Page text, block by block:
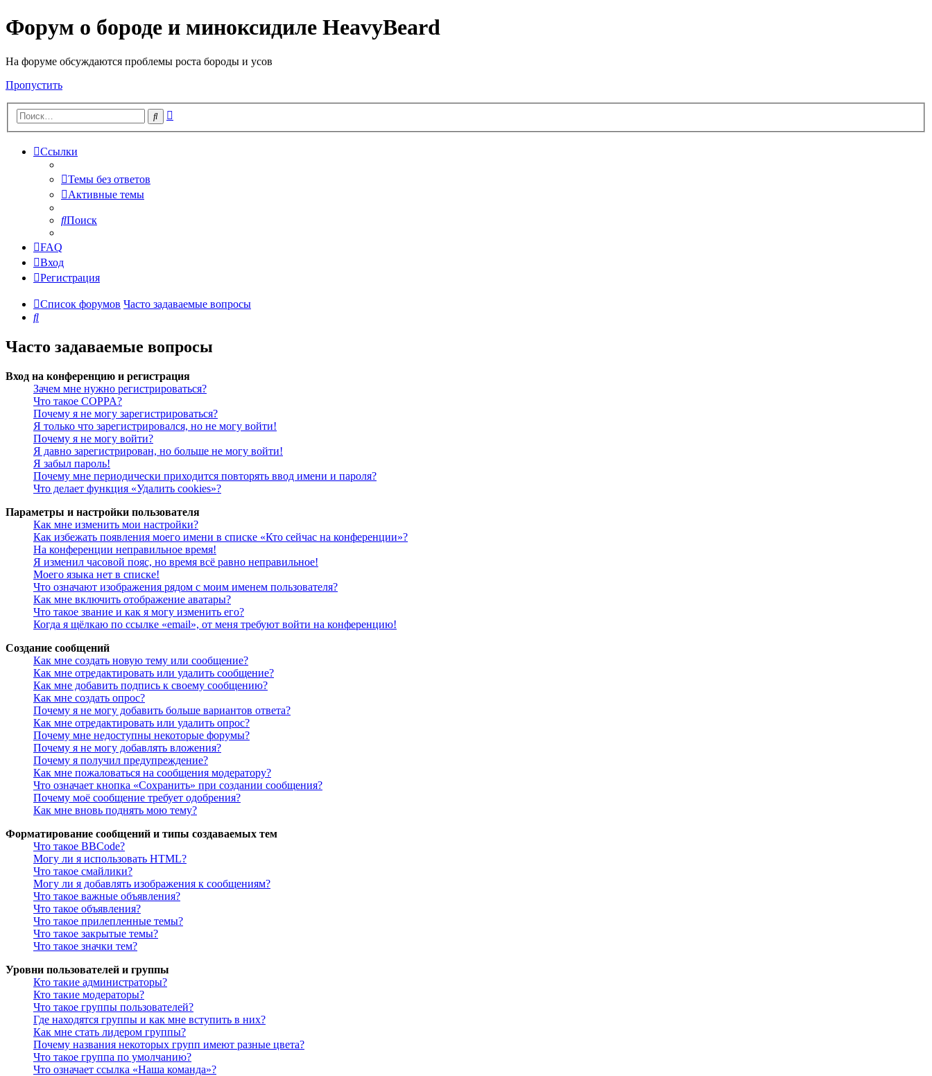
Форум о бороде и миноксидиле HeavyBeard
На форуме обсуждаются проблемы роста бороды и усов
Пропустить
Поиск
Ссылки
Темы без ответов
Активные темы
Поиск
FAQ
Вход
Регистрация
Список форумов Часто задаваемые вопросы
Поиск
Часто задаваемые вопросы
Вход на конференцию и регистрация
Зачем мне нужно регистрироваться?
Что такое COPPA?
Почему я не могу зарегистрироваться?
Я только что зарегистрировался, но не могу войти!
Почему я не могу войти?
Я давно зарегистрирован, но больше не могу войти!
Я забыл пароль!
Почему мне периодически приходится повторять ввод имени и пароля?
Что делает функция «Удалить cookies»?
Параметры и настройки пользователя
Как мне изменить мои настройки?
Как избежать появления моего имени в списке «Кто сейчас на конференции»?
На конференции неправильное время!
Я изменил часовой пояс, но время всё равно неправильное!
Моего языка нет в списке!
Что означают изображения рядом с моим именем пользователя?
Как мне включить отображение аватары?
Что такое звание и как я могу изменить его?
Когда я щёлкаю по ссылке «email», от меня требуют войти на конференцию!
Создание сообщений
Как мне создать новую тему или сообщение?
Как мне отредактировать или удалить сообщение?
Как мне добавить подпись к своему сообщению?
Как мне создать опрос?
Почему я не могу добавить больше вариантов ответа?
Как мне отредактировать или удалить опрос?
Почему мне недоступны некоторые форумы?
Почему я не могу добавлять вложения?
Почему я получил предупреждение?
Как мне пожаловаться на сообщения модератору?
Что означает кнопка «Сохранить» при создании сообщения?
Почему моё сообщение требует одобрения?
Как мне вновь поднять мою тему?
Форматирование сообщений и типы создаваемых тем
Что такое BBCode?
Могу ли я использовать HTML?
Что такое смайлики?
Могу ли я добавлять изображения к сообщениям?
Что такое важные объявления?
Что такое объявления?
Что такое прилепленные темы?
Что такое закрытые темы?
Что такое значки тем?
Уровни пользователей и группы
Кто такие администраторы?
Кто такие модераторы?
Что такое группы пользователей?
Где находятся группы и как мне вступить в них?
Как мне стать лидером группы?
Почему названия некоторых групп имеют разные цвета?
Что такое группа по умолчанию?
Что означает ссылка «Наша команда»?